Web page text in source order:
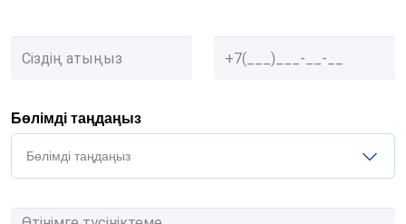
Бөлімді таңдаңыз
Бөлімді таңдаңыз